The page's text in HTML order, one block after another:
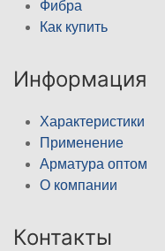
Фибра
Как купить
Информация
Характеристики
Применение
Арматура оптом
О компании
Контакты